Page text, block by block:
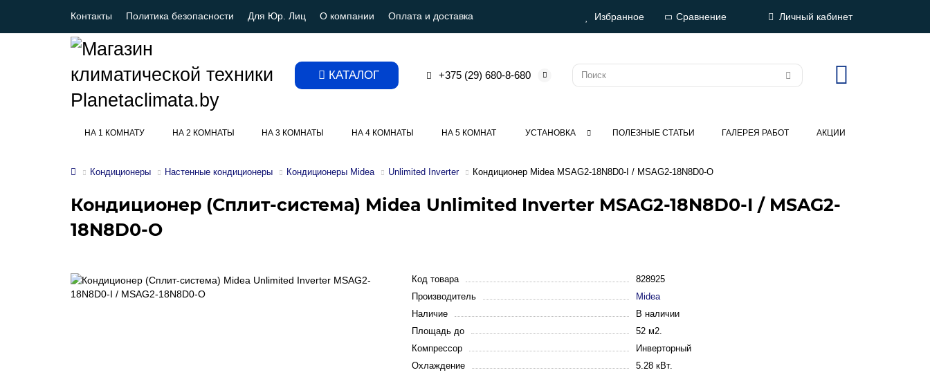
Контакты Политика безопасности Для Юр. Лиц О компании Оплата и доставка Избранное Сравнение Личный кабинет
КАТАЛОГ +375 (29) 680-8-680
НА 1 КОМНАТУ НА 2 КОМНАТЫ НА 3 КОМНАТЫ НА 4 КОМНАТЫ НА 5 КОМНАТ УСТАНОВКА ПОЛЕЗНЫЕ СТАТЬИ ГАЛЕРЕЯ РАБОТ АКЦИИ
Кондиционеры Настенные кондиционеры Кондиционеры Midea Unlimited Inverter Кондиционер Midea MSAG2-18N8D0-I / MSAG2-18N8D0-O
Кондиционер (Сплит-система) Midea Unlimited Inverter MSAG2-18N8D0-I / MSAG2-
18N8D0-O
Код товара
828925
Производитель
Midea
Наличие
В наличии
Площадь до
52 м2.
Компрессор
Инверторный
Охлаждение
5.28 кВт.